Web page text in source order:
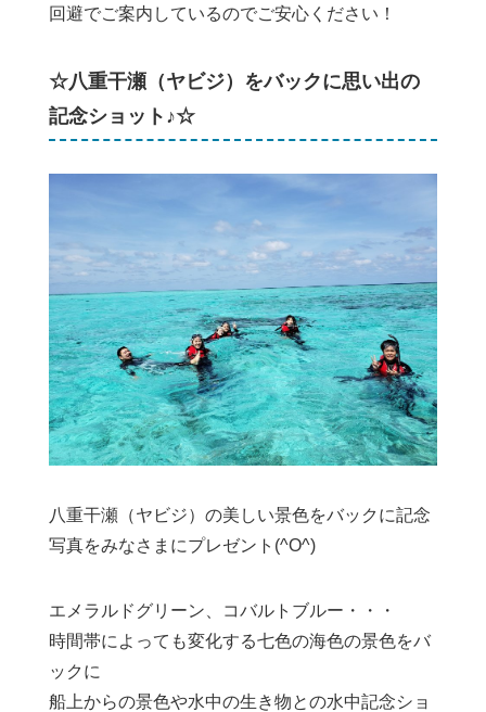
回避でご案内しているのでご安心ください！
☆八重干瀬（ヤビジ）をバックに思い出の
記念ショット♪☆
八重干瀬（ヤビジ）の美しい景色をバックに記念
写真をみなさまにプレゼント(^O^)
エメラルドグリーン、コバルトブルー・・・
時間帯によっても変化する七色の海色の景色をバ
ックに
船上からの景色や水中の生き物との水中記念ショ